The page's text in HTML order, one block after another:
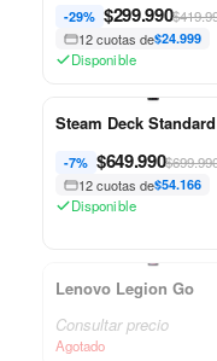
-29% $299.990
12 cuotas de$24.999
Disponible
Steam Deck Standard
-7% $649.990
12 cuotas de$54.166
Disponible
Lenovo Legion Go
Consultar precio
Agotado